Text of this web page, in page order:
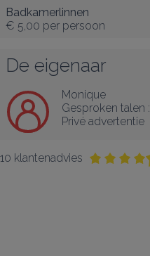
Badkamerlinnen
€ 5,00 per persoon
De eigenaar
Monique
Gesproken talen :
Privé advertentie
10 klantenadvies